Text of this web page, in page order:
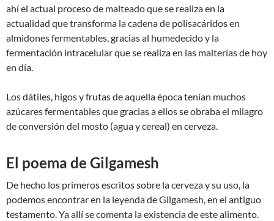
ahí el actual proceso de malteado que se realiza en la
actualidad que transforma la cadena de polisacáridos en
almidones fermentables, gracias al humedecido y la
fermentación intracelular que se realiza en las malterías de hoy
en día.
Los dátiles, higos y frutas de aquella época tenían muchos
azúcares fermentables que gracias a ellos se obraba el milagro
de conversión del mosto (agua y cereal) en cerveza.
El poema de Gilgamesh
De hecho los primeros escritos sobre la cerveza y su uso, la
podemos encontrar en la leyenda de Gilgamesh, en el antiguo
testamento. Ya allí se comenta la existencia de este alimento.